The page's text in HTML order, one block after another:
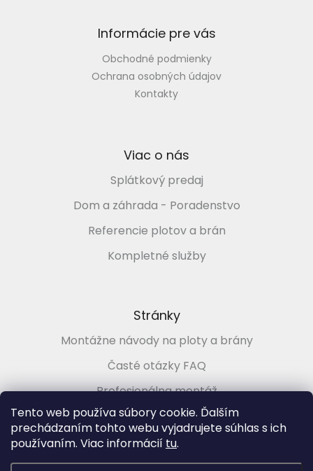
Tento web používa súbory cookie. Ďalším
prechádzaním tohto webu vyjadrujete súhlas s ich
používaním. Viac informácií tu.
Informácie pre vás
Obchodné podmienky
Ochrana osobných údajov
Kontakty
Viac o nás
Splátkový predaj
Dom a záhrada - Poradenstvo
Referencie plotov a brán
Kompletné služby
Stránky
Montážne návody na ploty a brány
Časté otázky FAQ
Profesionálna montáž
Poradenstvo zadarmo